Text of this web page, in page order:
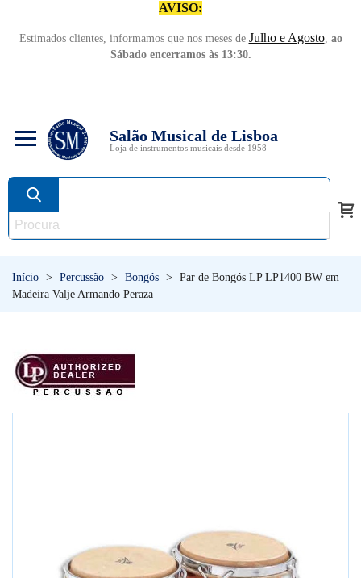
AVISO:
Estimados clientes, informamos que nos meses de Julho e Agosto, ao
Sábado encerramos às 13:30.
Salão Musical de Lisboa
Loja de instrumentos musicais desde 1958
Início > Percussão > Bongós >
Par de Bongós LP LP1400 BW em
Madeira Valje Armando Peraza